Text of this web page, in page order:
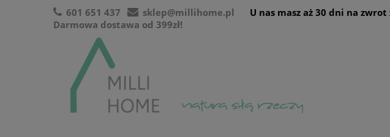
601 651 437
sklep@millihome.pl
Darmowa dostawa od 399zł!
U nas masz aż 30 dni na